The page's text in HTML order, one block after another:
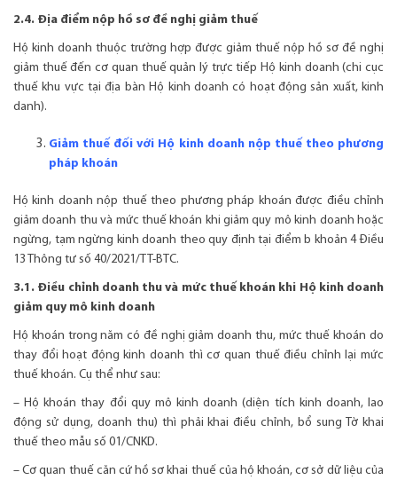
2.4. Địa điểm nộp hồ sơ đề nghị giảm thuế
Hộ kinh doanh thuộc trường hợp được giảm thuế nộp hồ sơ đề nghị
giảm thuế đến cơ quan thuế quản lý trực tiếp Hộ kinh doanh (chi cục
thuế khu vực tại địa bàn Hộ kinh doanh có hoạt động sản xuất, kinh
danh).
Giảm thuế đối với Hộ kinh doanh nộp thuế theo phương
pháp khoán
Hộ kinh doanh nộp thuế theo phương pháp khoán được điều chỉnh
giảm doanh thu và mức thuế khoán khi giảm quy mô kinh doanh hoặc
ngừng, tạm ngừng kinh doanh theo quy định tại điểm b khoản 4 Điều
13 Thông tư số 40/2021/TT-BTC.
3.1. Điều chỉnh doanh thu và mức thuế khoán khi Hộ kinh doanh
giảm quy mô kinh doanh
Hộ khoán trong năm có đề nghị giảm doanh thu, mức thuế khoán do
thay đổi hoạt động kinh doanh thì cơ quan thuế điều chỉnh lại mức
thuế khoán. Cụ thể như sau:
– Hộ khoán thay đổi quy mô kinh doanh (diện tích kinh doanh, lao
động sử dụng, doanh thu) thì phải khai điều chỉnh, bổ sung Tờ khai
thuế theo mẫu số 01/CNKD.
– Cơ quan thuế căn cứ hồ sơ khai thuế của hộ khoán, cơ sở dữ liệu của